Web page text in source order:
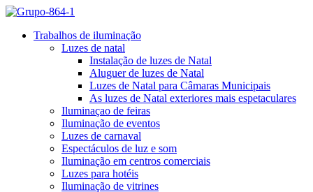
Trabalhos de iluminação
Luzes de natal
Instalação de luzes de Natal
Aluguer de luzes de Natal
Luzes de Natal para Câmaras Municipais
As luzes de Natal exteriores mais espetaculares
Iluminaçao de feiras
Iluminação de eventos
Luzes de carnaval
Espectáculos de luz e som
Iluminação em centros comerciais
Luzes para hotéis
Iluminação de vitrines